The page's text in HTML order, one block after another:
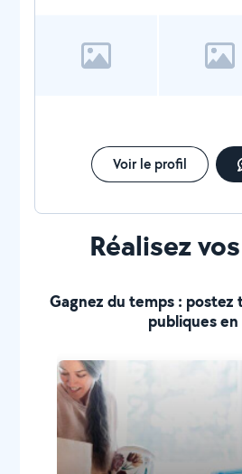
Voir le profil
Réalisez
Gagnez du temps : postez
publiques